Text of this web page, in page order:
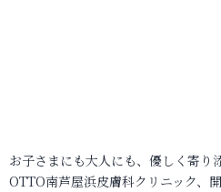
お子さまにも大人にも、優しく寄り
OTTO南芦屋浜皮膚科クリニック、開